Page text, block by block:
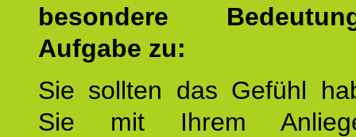
besondere
Aufgabe zu:
Sie sollten das Gefühl
Sie mit Ihrem